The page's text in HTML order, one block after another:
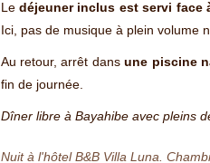
Le déjeuner inclus est servi face
Ici, pas de musique à plein volume
Au retour, arrêt dansune piscine
fin de journée.
Dîner libre à Bayahibe avec pleins
Nuit à l'hôtel B&B Villa Luna.